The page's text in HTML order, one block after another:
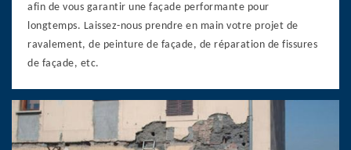
afin de vous garantir une façade performante pour
longtemps. Laissez-nous prendre en main votre projet de
ravalement, de peinture de façade, de réparation de fissures
de façade, etc.